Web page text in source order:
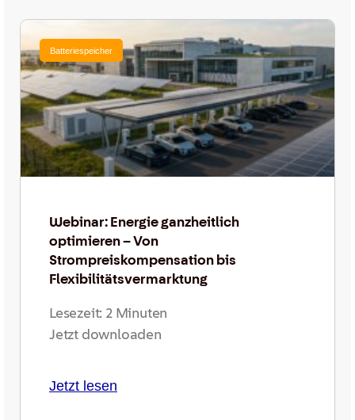
Batteriespeicher
Webinar: Energie ganzheitlich
optimieren – Von
Strompreiskompensation bis
Flexibilitätsvermarktung
Lesezeit: 2 Minuten
Jetzt downloaden
Jetzt lesen